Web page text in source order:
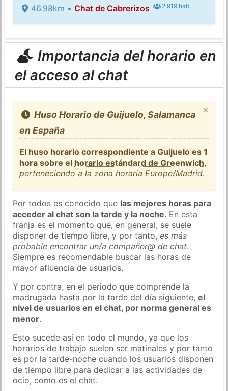
46.98km • Chat de Cabrerizos 2.919 hab.
Importancia del horario en
el acceso al chat
×
Huso Horario de Guijuelo, Salamanca
en España
El huso horario correspondiente a Guijuelo es 1
hora sobre el horario estándard de Greenwich,
perteneciendo a la zona horaria Europe/Madrid.
Por todos es conocido que las mejores horas para
acceder al chat son la tarde y la noche. En esta
franja es el momento que, en general, se suele
disponer de tiempo libre, y por tanto,es más
probable encontrar un/a compañer@ de chat.
Siempre es recomendable buscar las horas de
mayor afluencia de usuarios.
Y por contra, en el periodo que comprende la
madrugada hasta por la tarde del día siguiente,el
nivel de usuarios en el chat, por norma general es
menor.
Esto sucede así en todo el mundo, ya que los
horarios de trabajo suelen ser matinales y por tanto
es por la tarde-noche cuando los usuarios disponen
de tiempo libre para dedicar a las actividades de
ocio, como es el chat.